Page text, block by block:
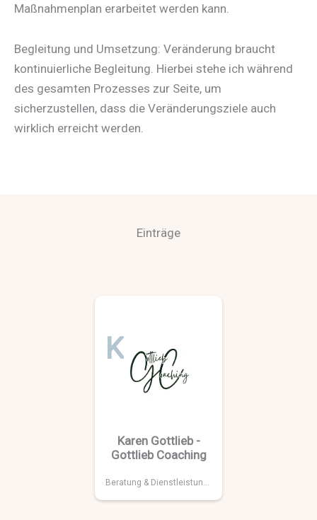
Maßnahmenplan erarbeitet werden kann.
Begleitung und Umsetzung: Veränderung braucht
kontinuierliche Begleitung. Hierbei stehe ich während
des gesamten Prozesses zur Seite, um
sicherzustellen, dass die Veränderungsziele auch
wirklich erreicht werden.
Einträge
K
Karen Gottlieb -
Gottlieb Coaching
Beratung & Dienstleistungen